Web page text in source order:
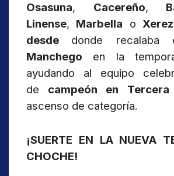
Osasuna, Cacereño,
Linense, Marbella o
desde donde
Manchego en la
ayudando al equipo
de campeón en Tercera
ascenso de categoría.
¡SUERTE EN LA NUEVA
CHOCHE!